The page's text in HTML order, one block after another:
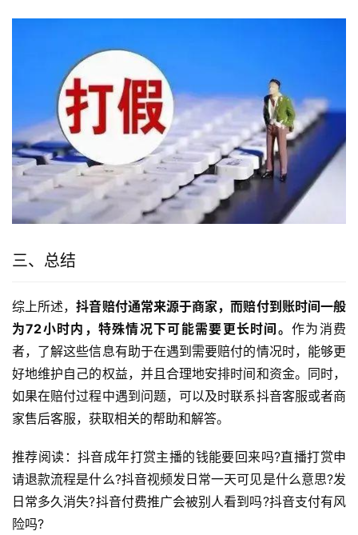
三、总结
综上所述，抖音赔付通常来源于商家，而赔付到账时间一般
为72小时内，特殊情况下可能需要更长时间。作为消费
者，了解这些信息有助于在遇到需要赔付的情况时，能够更
好地维护自己的权益，并且合理地安排时间和资金。同时，
如果在赔付过程中遇到问题，可以及时联系抖音客服或者商
家售后客服，获取相关的帮助和解答。
推荐阅读：抖音成年打赏主播的钱能要回来吗?直播打赏申
请退款流程是什么?抖音视频发日常一天可见是什么意思?发
日常多久消失?抖音付费推广会被别人看到吗?抖音支付有风
险吗?